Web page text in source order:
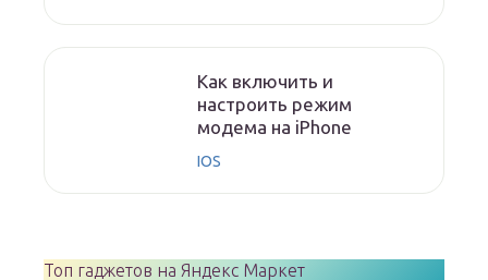
Как включить и
настроить режим
модема на iPhone
IOS
Топ гаджетов на Яндекс Маркет